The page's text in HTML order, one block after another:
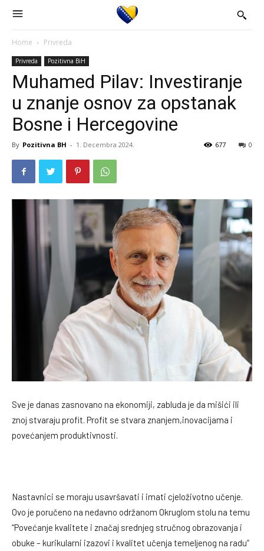
Home Privreda
Privreda Pozitivna BiH
Muhamed Pilav: Investiranje
u znanje osnov za opstanak
Bosne i Hercegovine
By Pozitivna BH - 1. Decembra 2024. 0
677
Sve je danas zasnovano na ekonomiji, zabluda je da mišići ili
znoj stvaraju profit. Profit se stvara znanjem,inovacijama i
povećanjem produktivnosti.
Nastavnici se moraju usavršavati i imati cjeloživotno učenje.
Ovo je poručeno na nedavno održanom Okruglom stolu na temu
“Povećanje kvalitete i značaj srednjeg stručnog obrazovanja i
obuke – kurikularni izazovi i kvalitet učenja temeljenog na radu”